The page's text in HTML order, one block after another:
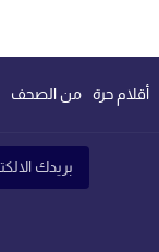
أقلام حرة من الصحف